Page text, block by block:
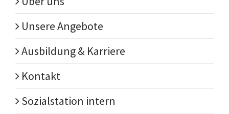
Unsere Angebote
Ausbildung & Karriere
Kontakt
Sozialstation intern